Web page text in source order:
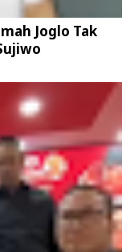
Joglo Tak